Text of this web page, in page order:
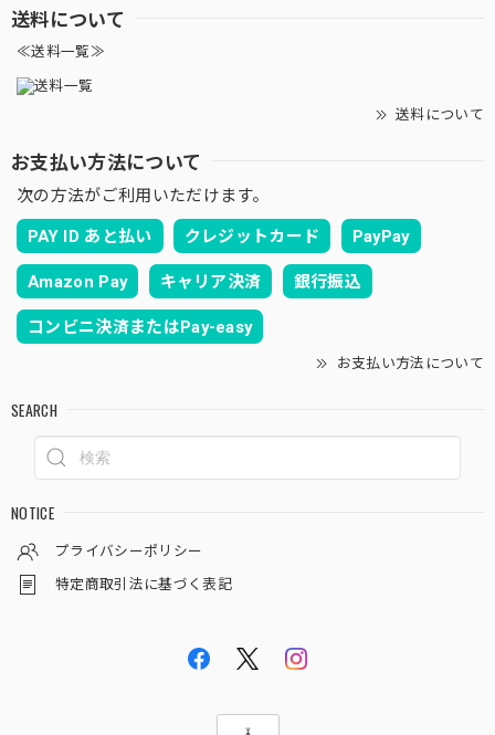
送料について
≪送料一覧≫
送料について
お支払い方法について
次の方法がご利用いただけます。
PAY ID あと払い クレジットカード PayPay
Amazon Pay キャリア決済 銀行振込
コンビニ決済またはPay-easy
お支払い方法について
SEARCH
NOTICE
プライバシーポリシー
特定商取引法に基づく表記